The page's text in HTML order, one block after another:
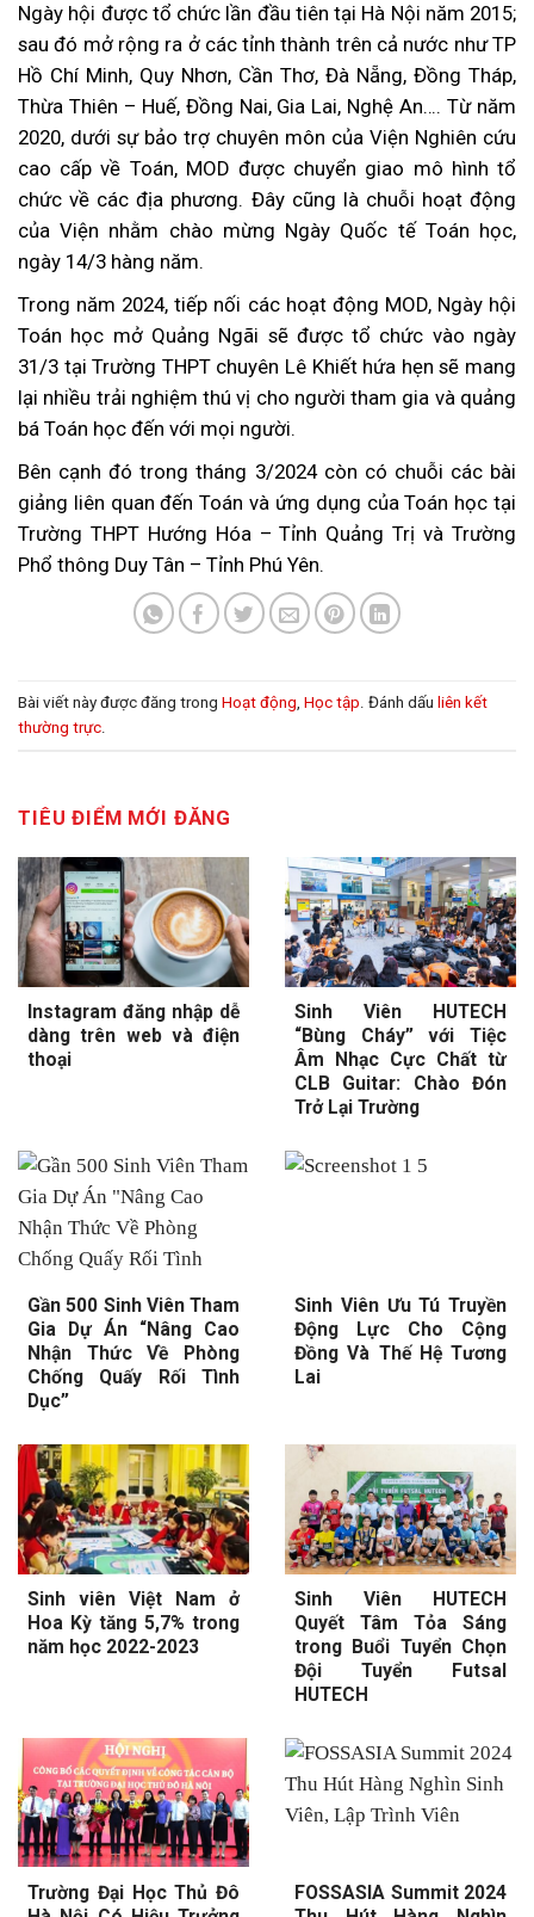
Ngày hội được tổ chức lần đầu tiên tại Hà Nội năm 2015;
sau đó mở rộng ra ở các tỉnh thành trên cả nước như TP
Hồ Chí Minh, Quy Nhơn, Cần Thơ, Đà Nẵng, Đồng Tháp,
Thừa Thiên – Huế, Đồng Nai, Gia Lai, Nghệ An…. Từ năm
2020, dưới sự bảo trợ chuyên môn của Viện Nghiên cứu
cao cấp về Toán, MOD được chuyển giao mô hình tổ
chức về các địa phương. Đây cũng là chuỗi hoạt động
của Viện nhằm chào mừng Ngày Quốc tế Toán học,
ngày 14/3 hàng năm.
Trong năm 2024, tiếp nối các hoạt động MOD, Ngày hội
Toán học mở Quảng Ngãi sẽ được tổ chức vào ngày
31/3 tại Trường THPT chuyên Lê Khiết hứa hẹn sẽ mang
lại nhiều trải nghiệm thú vị cho người tham gia và quảng
bá Toán học đến với mọi người.
Bên cạnh đó trong tháng 3/2024 còn có chuỗi các bài
giảng liên quan đến Toán và ứng dụng của Toán học tại
Trường THPT Hướng Hóa – Tỉnh Quảng Trị và Trường
Phổ thông Duy Tân – Tỉnh Phú Yên.
Bài viết này được đăng trong Hoạt động Học tập . Đánh dấu liên kết
thường trực
TIÊU ĐIỂM MỚI ĐĂNG
Instagram đăng nhập dễ
dàng trên web và điện
thoại
Sinh Viên HUTECH
“Bùng Cháy” với Tiệc
Âm Nhạc Cực Chất từ
CLB Guitar: Chào Đón
Trở Lại Trường
Gần 500 Sinh Viên Tham
Gia Dự Án “Nâng Cao
Nhận Thức Về Phòng
Chống Quấy Rối Tình
Dục”
Sinh Viên Ưu Tú Truyền
Động Lực Cho Cộng
Đồng Và Thế Hệ Tương
Lai
Sinh viên Việt Nam ở
Hoa Kỳ tăng 5,7% trong
năm học 2022-2023
Sinh Viên HUTECH
Quyết Tâm Tỏa Sáng
trong Buổi Tuyển Chọn
Đội Tuyển Futsal
HUTECH
Trường Đại Học Thủ Đô
FOSSASIA Summit 2024